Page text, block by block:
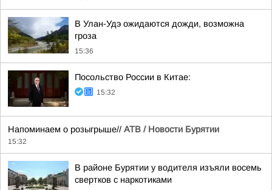
В Улан-Удэ ожидаются дожди, возможна
гроза
15:36
Посольство России в Китае:
15:32
Напоминаем о розыгрыше// АТВ / Новости Бурятии
15:32
В районе Бурятии у водителя изъяли восемь
свертков с наркотиками